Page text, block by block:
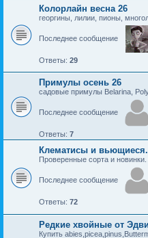
Колорлайн весна 26
георгины, лилии, пионы,
Последнее сообщение
Ответы: 29
Примулы осень 26
садовые примулы Belarina,
Последнее сообщение
Ответы: 7
Клематисы и вьющиеся.
Проверенные сорта и
Последнее сообщение
Ответы: 72
Редкие хвойные от
Купить